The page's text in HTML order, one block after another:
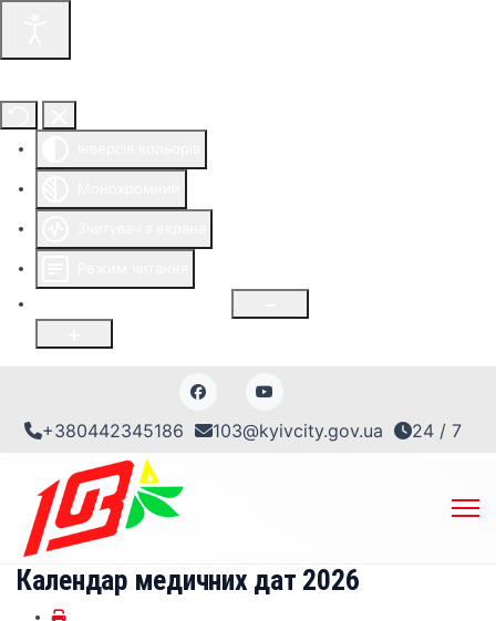
+380442345186 103@kyivcity.gov.ua 24 / 7
Календар медичних дат 2026